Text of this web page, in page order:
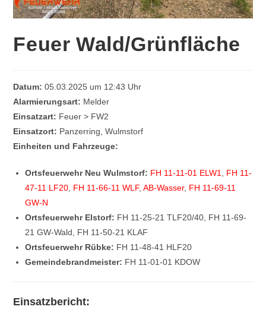
Feuer Wald/Grünfläche
Datum: 05.03.2025 um 12:43 Uhr
Alarmierungsart: Melder
Einsatzart: Feuer > FW2
Einsatzort: Panzerring, Wulmstorf
Einheiten und Fahrzeuge:
Ortsfeuerwehr Neu Wulmstorf: FH 11-11-01 ELW1, FH 11-
47-11 LF20, FH 11-66-11 WLF,AB-Wasser, FH 11-69-11
GW-N
Ortsfeuerwehr Elstorf: FH 11-25-21 TLF20/40, FH 11-69-
21 GW-Wald, FH 11-50-21 KLAF
Ortsfeuerwehr Rübke: FH 11-48-41 HLF20
Gemeindebrandmeister: FH 11-01-01 KDOW
Einsatzbericht: